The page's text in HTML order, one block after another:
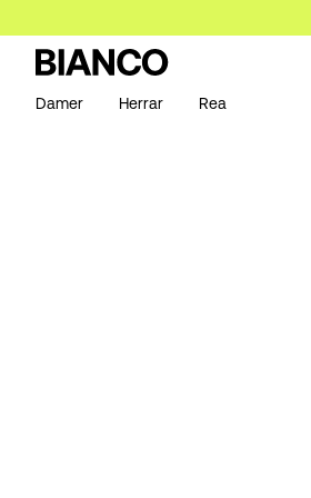
Damer Herrar Rea